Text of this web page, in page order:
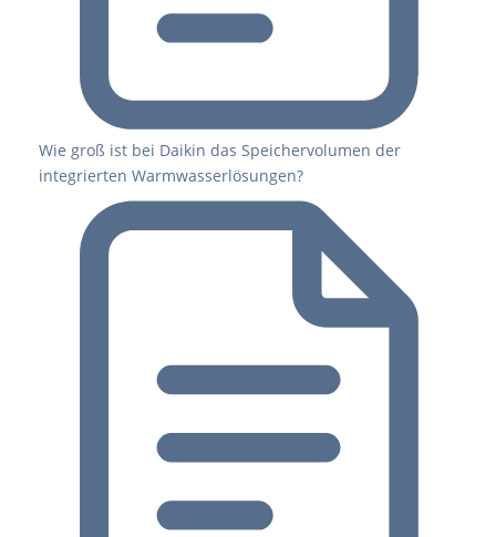
Wie groß ist bei Daikin das Speichervolumen der
integrierten Warmwasserlösungen?